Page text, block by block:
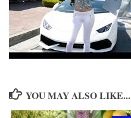
YOU MAY ALSO LIKE...